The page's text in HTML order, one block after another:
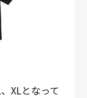
XLとなって